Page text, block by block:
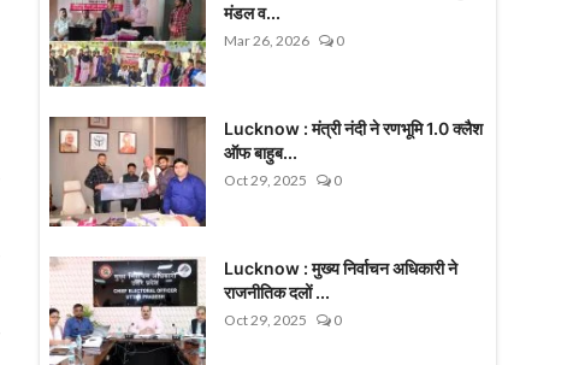
मंडल व...
Mar 26, 2026 0
Lucknow : मंत्री नंदी ने रणभूमि 1.0 क्लैश
ऑफ बाहुब...
Oct 29, 2025 0
Lucknow : मुख्य निर्वाचन अधिकारी ने
राजनीतिक दलों ...
Oct 29, 2025 0